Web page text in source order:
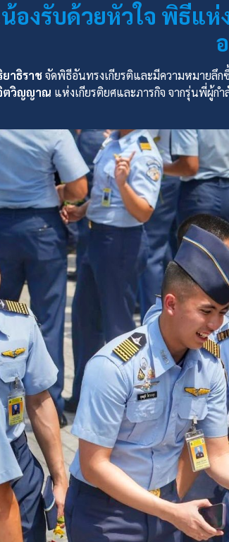
งรับด้วยหัวใจ พิธีแห่
าธิราชจัดพิธีอันทรงเกียรติและมีความหมายลึก
ตวิญญาณ แห่งเกียรติยศและภารกิจ จากรุ่นพี่ผู้ก